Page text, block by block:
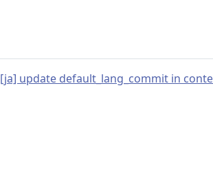
[ja] update default_lang_commit in